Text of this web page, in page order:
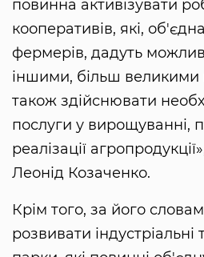
повинна активізувати
кооперативів, які,
фермерів, дадуть
іншими, більш великими
також здійснювати
послуги у вирощуванні,
реалізації
Леонід Козаченко.
Крім того, за його
розвивати індустріальні